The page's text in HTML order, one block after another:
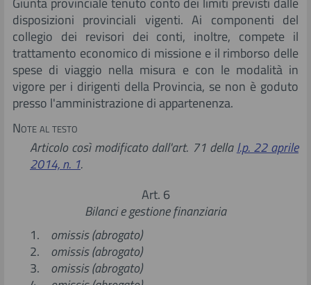
disposizioni provinciali vigenti. Ai componenti del
collegio dei revisori dei conti, inoltre, compete il
trattamento economico di missione e il rimborso delle
spese di viaggio nella misura e con le modalità in
vigore per i dirigenti della Provincia, se non è goduto
presso l'amministrazione di appartenenza.
Note al testo
Articolo così modificato dall'art. 71 dellal.p. 22 aprile
2014, n. 1.
Art. 6
Bilanci e gestione finanziaria
1. omissis (abrogato)
2. omissis (abrogato)
3. omissis (abrogato)